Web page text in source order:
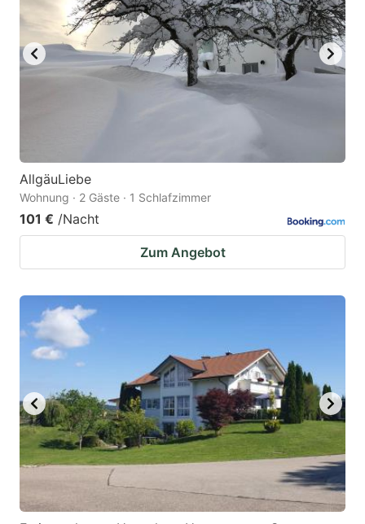
AllgäuLiebe
Wohnung · 2 Gäste · 1 Schlafzimmer
101 € /Nacht
Zum Angebot